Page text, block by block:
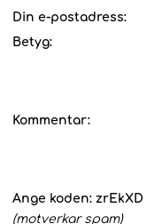
Din e-postadress:
Betyg:
Kommentar:
Ange koden: zrEkXD
(motverkar spam)